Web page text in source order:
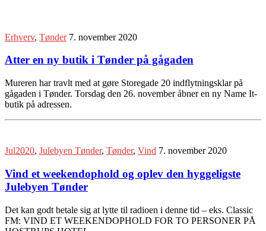
Erhverv, Tønder 7. november 2020
Atter en ny butik i Tønder på gågaden
Mureren har travlt med at gøre Storegade 20 indflytningsklar på
gågaden i Tønder. Torsdag den 26. november åbner en ny Name It-
butik på adressen.
Jul2020, Julebyen Tønder, Tønder, Vind 7. november 2020
Vind et weekendophold og oplev den hyggeligste
Julebyen Tønder
Det kan godt betale sig at lytte til radioen i denne tid – eks. Classic
FM: VIND ET WEEKENDOPHOLD FOR TO PERSONER PÅ